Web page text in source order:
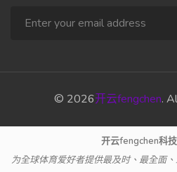
© 2026开云fengchen.
开云fengchen科
为全球体育爱好者提供最及时、最全面